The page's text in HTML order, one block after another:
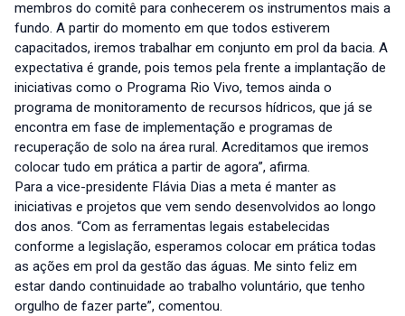
membros do comitê para conhecerem os instrumentos mais a
fundo. A partir do momento em que todos estiverem
capacitados, iremos trabalhar em conjunto em prol da bacia. A
expectativa é grande, pois temos pela frente a implantação de
iniciativas como o Programa Rio Vivo, temos ainda o
programa de monitoramento de recursos hídricos, que já se
encontra em fase de implementação e programas de
recuperação de solo na área rural. Acreditamos que iremos
colocar tudo em prática a partir de agora”, afirma.
Para a vice-presidente Flávia Dias a meta é manter as
iniciativas e projetos que vem sendo desenvolvidos ao longo
dos anos. “Com as ferramentas legais estabelecidas
conforme a legislação, esperamos colocar em prática todas
as ações em prol da gestão das águas. Me sinto feliz em
estar dando continuidade ao trabalho voluntário, que tenho
orgulho de fazer parte”, comentou.